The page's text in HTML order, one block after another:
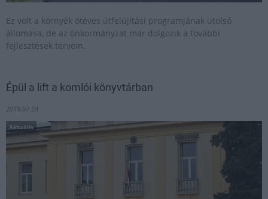
Ez volt a környék ötéves útfelújítási programjának utolsó
állomása, de az önkormányzat már dolgozik a további
fejlesztések tervein.
Épül a lift a komlói könyvtárban
2019.07.24
Aktuális